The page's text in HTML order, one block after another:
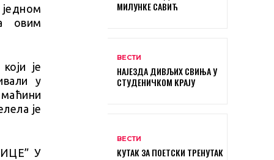
овим
је
у
је
МИЛУНКЕ САВИЋ
ВЕСТИ
НАЈЕЗДА ДИВЉИХ СВИЊА У
СТУДЕНИЧКОМ КРАЈУ
ВЕСТИ
КУТАК ЗА ПОЕТСКИ ТРЕНУТАК